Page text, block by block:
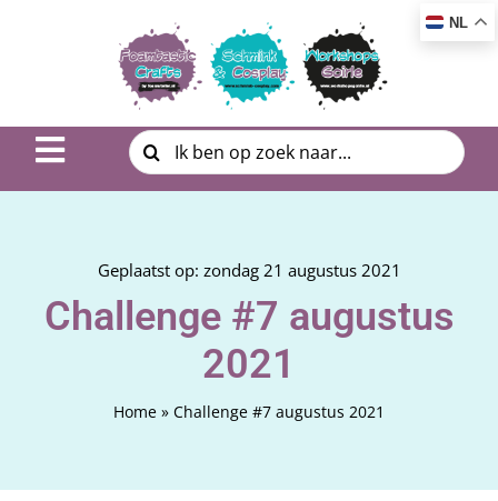
Toggle
Product uitleg
Workshop | Cursus
Zoeken
naar:
Geplaatst op: zondag 21 augustus 2021
Challenge #7 augustus
2021
Home » Challenge #7 augustus 2021
NL